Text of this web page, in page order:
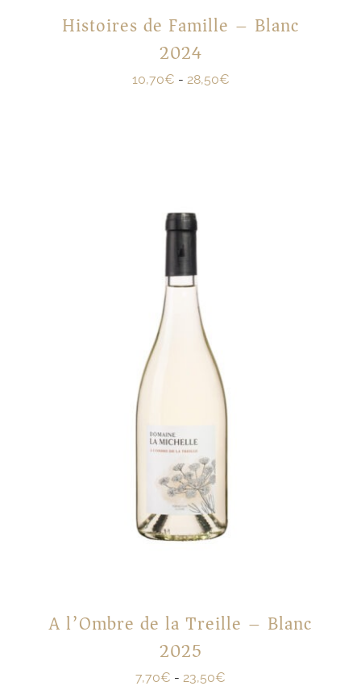
Histoires de Famille – Blanc
2024
10,70€ - 28,50€
A l’Ombre de la Treille – Blanc
2025
7,70€ - 23,50€